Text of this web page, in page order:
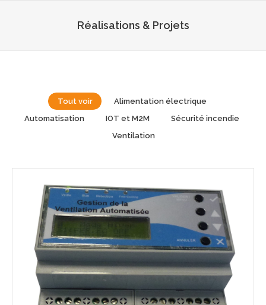
Réalisations & Projets
Tout voir
Alimentation électrique
Automatisation
IOT et M2M
Sécurité incendie
Ventilation